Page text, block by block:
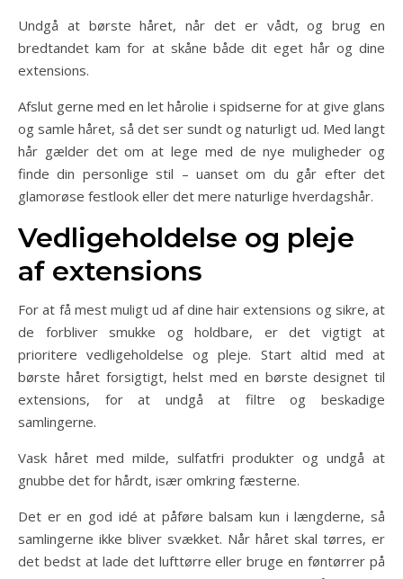
Undgå at børste håret, når det er vådt, og brug en
bredtandet kam for at skåne både dit eget hår og dine
extensions.
Afslut gerne med en let hårolie i spidserne for at give glans
og samle håret, så det ser sundt og naturligt ud. Med langt
hår gælder det om at lege med de nye muligheder og
finde din personlige stil – uanset om du går efter det
glamorøse festlook eller det mere naturlige hverdagshår.
Vedligeholdelse og pleje
af extensions
For at få mest muligt ud af dine hair extensions og sikre, at
de forbliver smukke og holdbare, er det vigtigt at
prioritere vedligeholdelse og pleje. Start altid med at
børste håret forsigtigt, helst med en børste designet til
extensions, for at undgå at filtre og beskadige
samlingerne.
Vask håret med milde, sulfatfri produkter og undgå at
gnubbe det for hårdt, især omkring fæsterne.
Det er en god idé at påføre balsam kun i længderne, så
samlingerne ikke bliver svækket. Når håret skal tørres, er
det bedst at lade det lufttørre eller bruge en føntørrer på